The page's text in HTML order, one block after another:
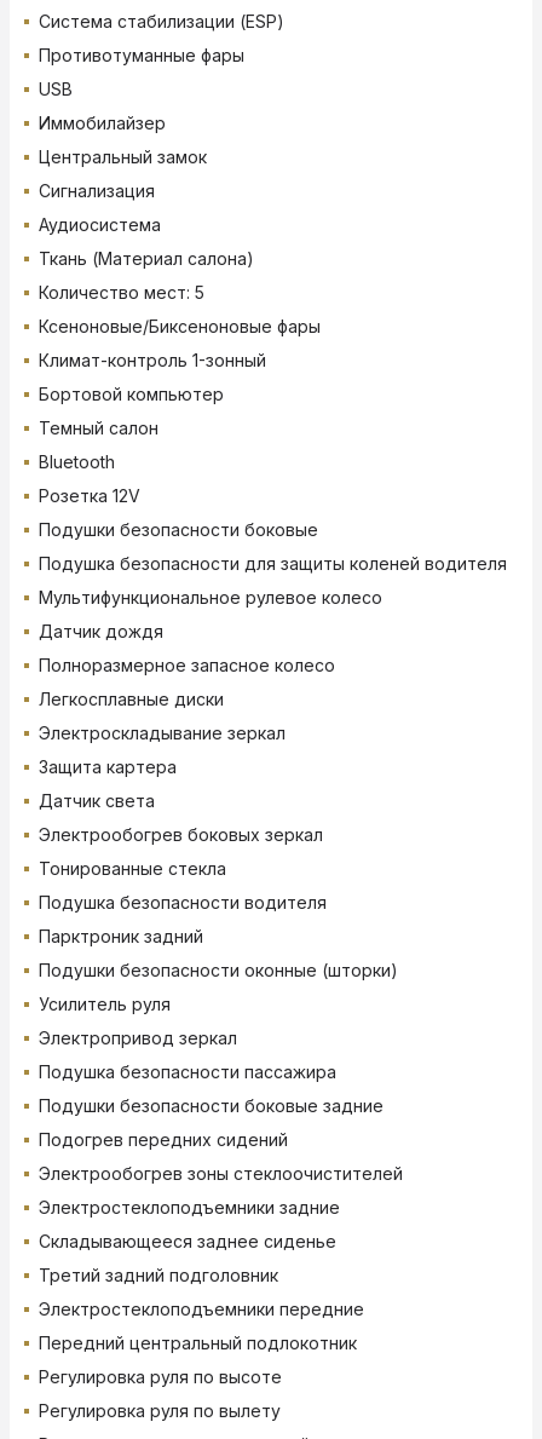
Система стабилизации (ESP)
Противотуманные фары
USB
Иммобилайзер
Центральный замок
Сигнализация
Аудиосистема
Ткань (Материал салона)
Количество мест: 5
Ксеноновые/Биксеноновые фары
Климат-контроль 1-зонный
Бортовой компьютер
Темный салон
Bluetooth
Розетка 12V
Подушки безопасности боковые
Подушка безопасности для защиты коленей водителя
Мультифункциональное рулевое колесо
Датчик дождя
Полноразмерное запасное колесо
Легкосплавные диски
Электроскладывание зеркал
Защита картера
Датчик света
Электрообогрев боковых зеркал
Тонированные стекла
Подушка безопасности водителя
Парктроник задний
Подушки безопасности оконные (шторки)
Усилитель руля
Электропривод зеркал
Подушка безопасности пассажира
Подушки безопасности боковые задние
Подогрев передних сидений
Электрообогрев зоны стеклоочистителей
Электростеклоподъемники задние
Складывающееся заднее сиденье
Третий задний подголовник
Электростеклоподъемники передние
Передний центральный подлокотник
Регулировка руля по высоте
Регулировка руля по вылету